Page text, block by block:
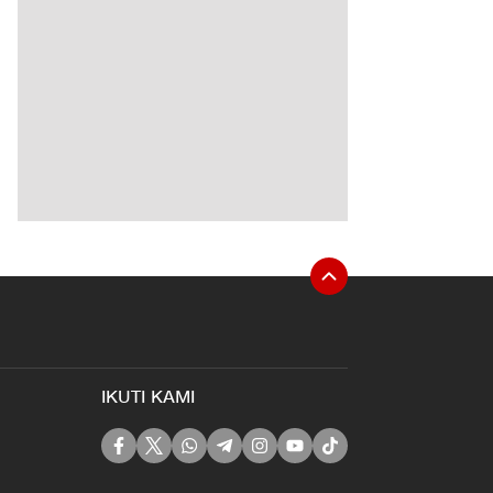
IKUTI KAMI